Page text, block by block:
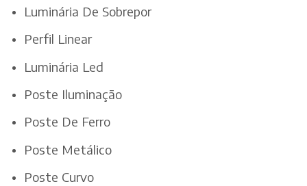
Luminária De Sobrepor
Perfil Linear
Luminária Led
Poste Iluminação
Poste De Ferro
Poste Metálico
Poste Curvo